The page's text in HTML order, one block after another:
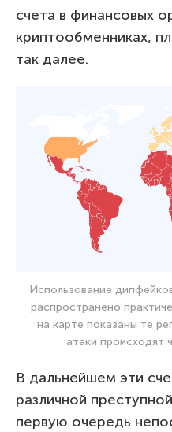
счета в финансовых
криптообменниках,
так далее.
Использование
распространено
на карте показаны те
атаки происходят
В дальнейшем эти
различной
первую очередь